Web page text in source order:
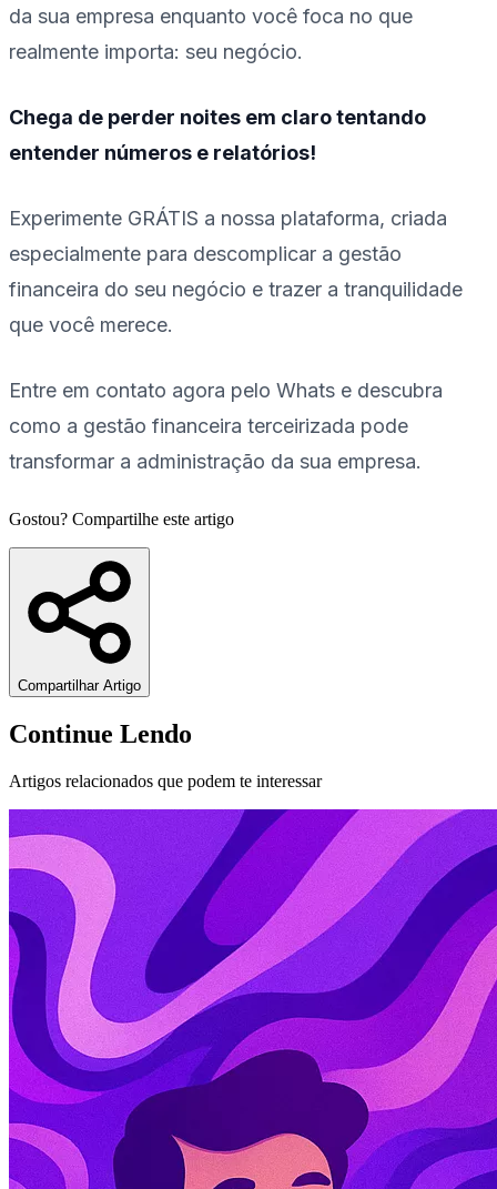
da sua empresa enquanto você foca no que
realmente importa: seu negócio.
Chega de perder noites em claro tentando
entender números e relatórios!
Experimente GRÁTIS a nossa plataforma, criada
especialmente para descomplicar a gestão
financeira do seu negócio e trazer a tranquilidade
que você merece.
Entre em contato agora pelo Whats e descubra
como a gestão financeira terceirizada pode
transformar a administração da sua empresa.
Gostou? Compartilhe este artigo
Compartilhar Artigo
Continue Lendo
Artigos relacionados que podem te interessar